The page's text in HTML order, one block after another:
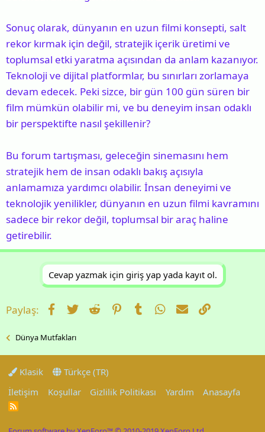
Sonuç olarak, dünyanın en uzun filmi konsepti, salt
rekor kırmak için değil, stratejik içerik üretimi ve
toplumsal etki yaratma açısından da anlam kazanıyor.
Teknoloji ve dijital platformlar, bu sınırları zorlamaya
devam edecek. Peki sizce, bir gün 100 gün süren bir
film mümkün olabilir mi, ve bu deneyim insan odaklı
bir perspektifte nasıl şekillenir?
Bu forum tartışması, geleceğin sinemasını hem
stratejik hem de insan odaklı bakış açısıyla
anlamamıza yardımcı olabilir. İnsan deneyimi ve
teknolojik yenilikler, dünyanın en uzun filmi kavramını
sadece bir rekor değil, toplumsal bir araç haline
getirebilir.
Cevap yazmak için giriş yap yada kayıt ol.
Paylaş: Facebook
TwitterReddit PinterestTumblrWhatsApp
E-postaLink
Dünya Mutfakları
Klasik
Türkçe (TR)
İletişim
Koşullar Gizlilik Politikası Yardım Anasayfa
R